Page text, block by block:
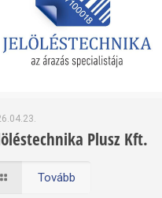
Plusz Kft.
Tovább